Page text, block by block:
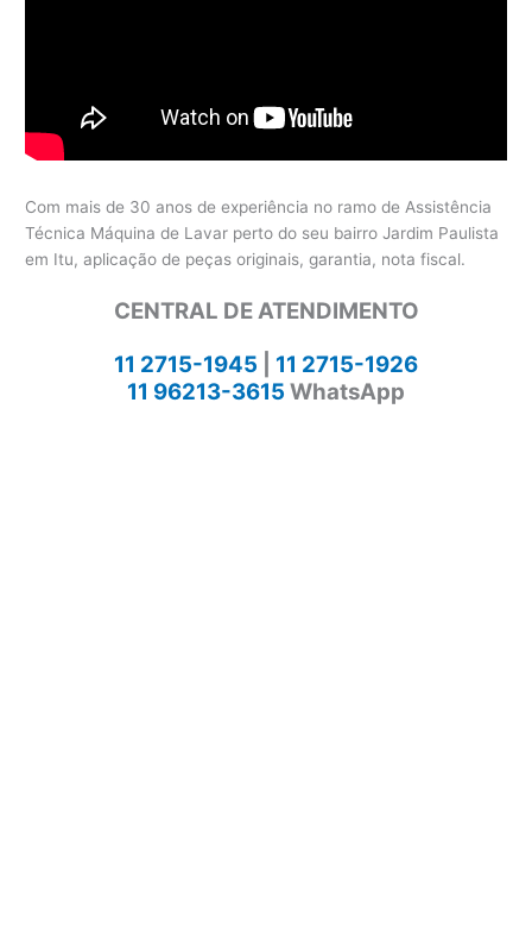
Com mais de 30 anos de experiência no ramo de Assistência
Técnica Máquina de Lavar perto do seu bairro Jardim Paulista
em Itu, aplicação de peças originais, garantia, nota fiscal.
CENTRAL DE ATENDIMENTO
11 2715-1945
11 2715-1926
11 96213-3615 WhatsApp